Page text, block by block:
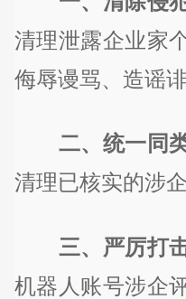
清理泄露企业家
侮辱谩骂、造谣
二、统一同类
清理已核实的涉
三、严厉打
机器人账号涉企